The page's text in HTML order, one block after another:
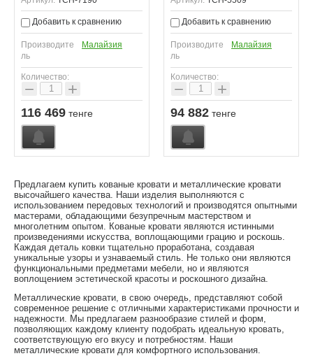
Добавить к сравнению
Производите
ль
Малайзия
Количество:
− +
116 469 тенге
Добавить к сравнению
Производите
ль
Малайзия
Количество:
− +
94 882 тенге
Предлагаем купить кованые кровати и металлические кровати
высочайшего качества. Наши изделия выполняются с
использованием передовых технологий и производятся опытными
мастерами, обладающими безупречным мастерством и
многолетним опытом. Кованые кровати являются истинными
произведениями искусства, воплощающими грацию и роскошь.
Каждая деталь ковки тщательно проработана, создавая
уникальные узоры и узнаваемый стиль. Не только они являются
функциональными предметами мебели, но и являются
воплощением эстетической красоты и роскошного дизайна.
Металлические кровати, в свою очередь, представляют собой
современное решение с отличными характеристиками прочности и
надежности. Мы предлагаем разнообразие стилей и форм,
позволяющих каждому клиенту подобрать идеальную кровать,
соответствующую его вкусу и потребностям. Наши
металлические кровати для комфортного использования.